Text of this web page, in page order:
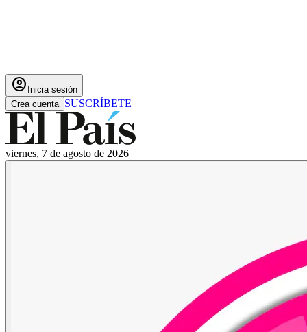
account_circle Inicia sesión
Crea cuenta SUSCRÍBETE
viernes, 7 de agosto de 2026